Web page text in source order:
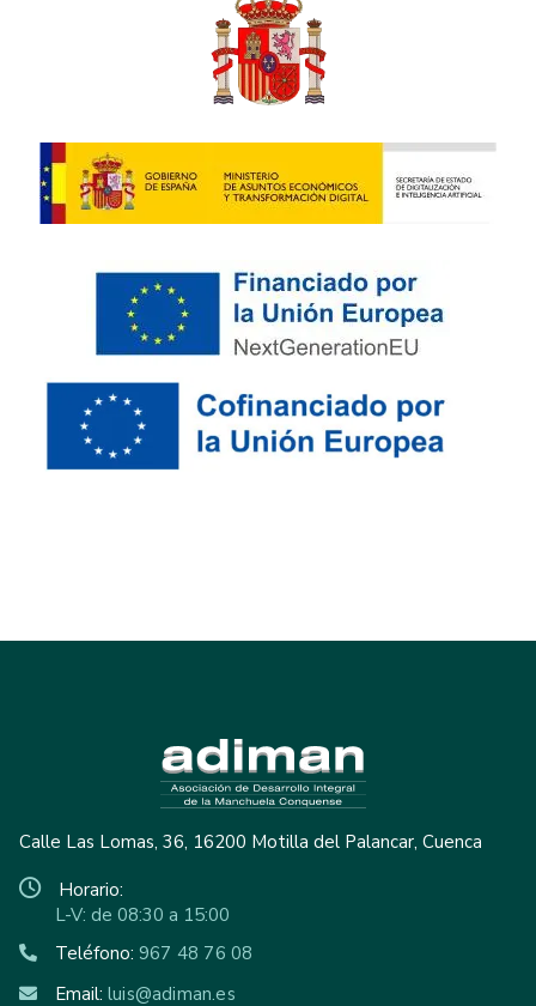
Calle Las Lomas, 36, 16200 Motilla del Palancar, Cuenca
Horario:
L-V: de 08:30 a 15:00
Teléfono: 967 48 76 08
Email: luis@adiman.es